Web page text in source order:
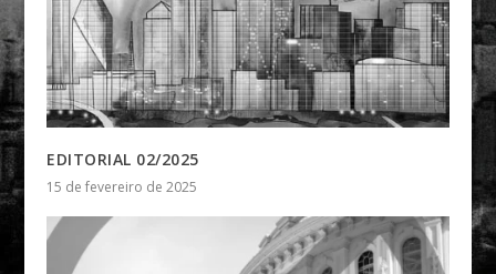
EDITORIAL 02/2025
15 de fevereiro de 2025